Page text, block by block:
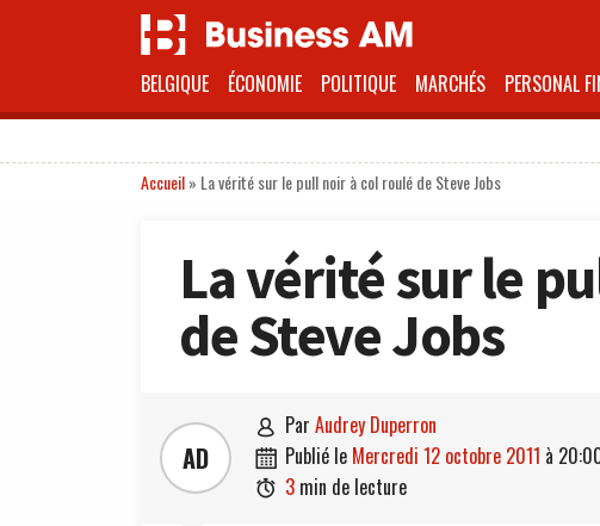
BELGIQUE ÉCONOMIE POLITIQUE MARCHÉS PERSONAL
Accueil» La vérité sur le pull noir à col roulé de Steve Jobs
La vérité sur le
de Steve Jobs
AD
 par Audrey Duperron
 publié le mercredi 12 octobre 2011 à
 3 min de lecture